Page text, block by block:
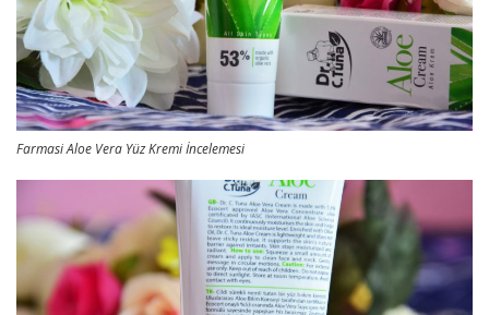
Farmasi Aloe Vera Yüz Kremi İncelemesi